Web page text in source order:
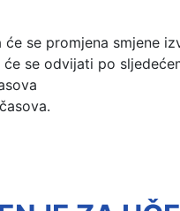
će se promjena smjene
se odvijati po